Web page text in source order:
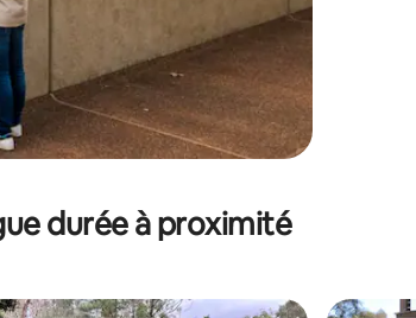
durée à proximité